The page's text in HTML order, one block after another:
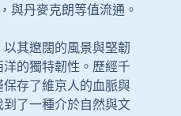
與丹麥克朗等值流通。
其遼闊的風景與堅韌
的獨特韌性。歷經千
存了維京人的血脈與
了一種介於自然與文